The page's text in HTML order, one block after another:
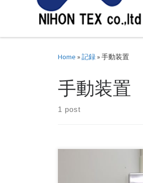
Home »記録»手動装置
手動装置
1 post